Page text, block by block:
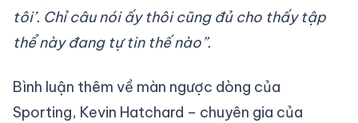
tôi’. Chỉ câu nói ấy thôi cũng đủ cho thấy tập
thể này đang tự tin thế nào”.
Bình luận thêm về màn ngược dòng của
Sporting, Kevin Hatchard – chuyên gia của